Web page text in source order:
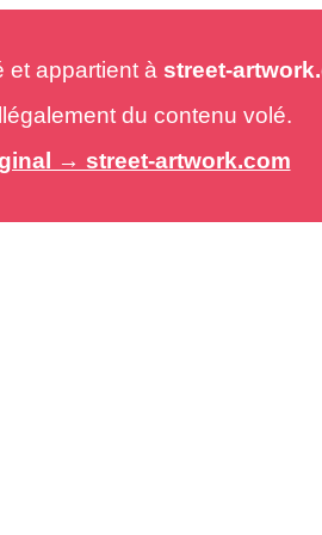
appartient à street-
du contenu volé.
→ street-artwork.com